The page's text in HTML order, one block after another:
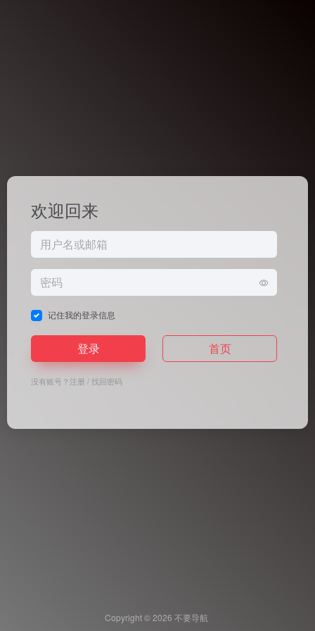
欢迎回来
记住我的登录信息
登录 首页
没有账号？注册 /找回密码
Copyright © 2026 不要导航